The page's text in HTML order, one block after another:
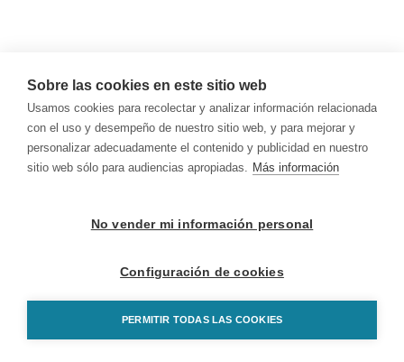
Sobre las cookies en este sitio web
Usamos cookies para recolectar y analizar información relacionada
con el uso y desempeño de nuestro sitio web, y para mejorar y
personalizar adecuadamente el contenido y publicidad en nuestro
sitio web sólo para audiencias apropiadas. Más información
No vender mi información personal
Configuración de cookies
PERMITIR TODAS LAS COOKIES